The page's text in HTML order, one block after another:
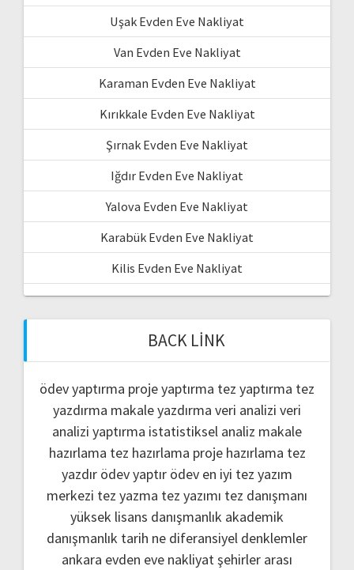
Uşak Evden Eve Nakliyat
Van Evden Eve Nakliyat
Karaman Evden Eve Nakliyat
Kırıkkale Evden Eve Nakliyat
Şırnak Evden Eve Nakliyat
Iğdır Evden Eve Nakliyat
Yalova Evden Eve Nakliyat
Karabük Evden Eve Nakliyat
Kilis Evden Eve Nakliyat
BACK LINK
ödev yaptırma proje yaptırma tez yaptırma tez
yazdırma makale yazdırma veri analizi veri
analizi yaptırma istatistiksel analiz makale
hazırlama tez hazırlama proje hazırlama tez
yazdır ödev yaptır ödev en iyi tez yazım
merkezi tez yazma tez yazımı tez danışmanı
yüksek lisans danışmanlık akademik
danışmanlık tarih ne diferansiyel denklemler
ankara evden eve nakliyatşehirler arası